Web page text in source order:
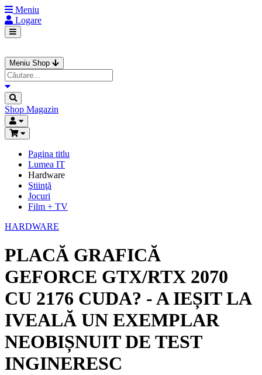
Meniu
Logare
Meniu Shop
Shop Magazin
Pagina titlu
Lumea IT
Hardware
Ştiinţă
Jocuri
Film + TV
HARDWARE
PLACĂ GRAFICĂ
GEFORCE GTX/RTX 2070
CU 2176 CUDA? - A IEȘIT LA
IVEALĂ UN EXEMPLAR
NEOBIȘNUIT DE TEST
INGINERESC